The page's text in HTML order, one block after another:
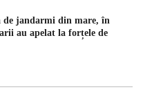
de jandarmi din mare, în
au apelat la forțele de